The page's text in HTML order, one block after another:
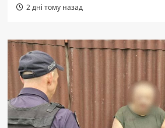
2 дні тому назад